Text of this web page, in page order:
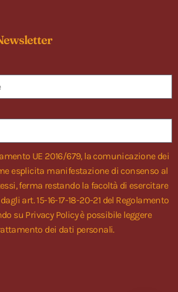
UE 2016/679, la comunicazione dei
esplicita manifestazione di consenso al
ferma restando la facoltà di esercitare
art. 15-16-17-18-20-21 del Regolamento
su Privacy Policyè possibile leggere
dei dati personali.